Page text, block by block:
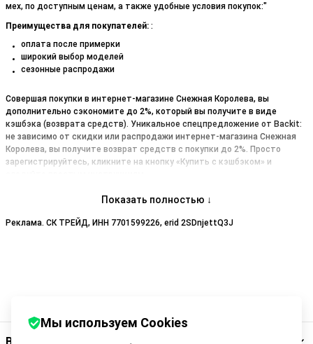
мех, по доступным ценам, а также удобные условия покупок:"
Преимущества для покупателей: :
оплата после примерки
широкий выбор моделей
сезонные распродажи
Совершая покупки в интернет-магазине Снежная Королева, вы
дополнительно сэкономите до 2%, который вы получите в виде
кэшбэка (возврата средств). Уникальное спецпредложение от Backit:
не зависимо от скидки или распродажи интернет-магазина Снежная
Королева, вы получите возврат средств с покупки до 2%. Просто
зарегистрируйтесь, кликните на кнопку «Купить с кэшбэком» и
Показать полностью ↓
Реклама. СК ТРЕЙД, ИНН 7701599226, erid 2SDnjettQ3J
Мы используем Cookies